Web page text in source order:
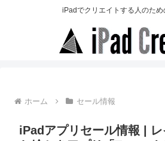
iPadでクリエイトする人のため
ホーム セール情報
iPadアプリセール情報 |